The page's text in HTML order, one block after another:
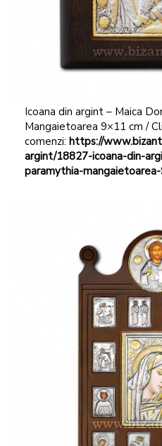
Icoana din argint – Maica
Mangaietoarea 9×11 cm /
comenzi: https://
argint/18827-icoana-din-
paramythia-